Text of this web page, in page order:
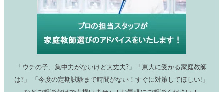
「ウチの子、集中力がないけど大丈夫?」「東大に受かる家庭教師
は?」 「今度の定期試験まで時間がない！すぐに対策してほしい!」